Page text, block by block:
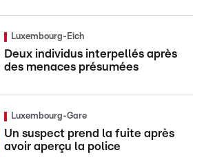
Luxembourg-Eich
Deux individus interpellés après
des menaces présumées
Luxembourg-Gare
Un suspect prend la fuite après
avoir aperçu la police